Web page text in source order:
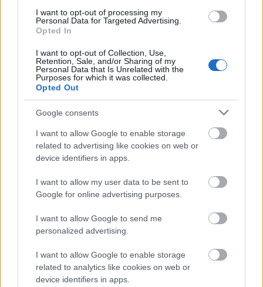
I want to opt-out of processing my
Personal Data for Targeted Advertising.
Opted In
I want to opt-out of Collection, Use,
Retention, Sale, and/or Sharing of my
Personal Data that Is Unrelated with the
Purposes for which it was collected.
Opted Out
Google consents
I want to allow Google to enable storage
related to advertising like cookies on web or
device identifiers in apps.
I want to allow my user data to be sent to
Google for online advertising purposes.
I want to allow Google to send me
personalized advertising.
I want to allow Google to enable storage
related to analytics like cookies on web or
device identifiers in apps.
A Csokonai Színház Európai évadot
hirdetett meg
A tavalyi 18 bemutató után idén 14 premiert
terveznek Debrecenben.